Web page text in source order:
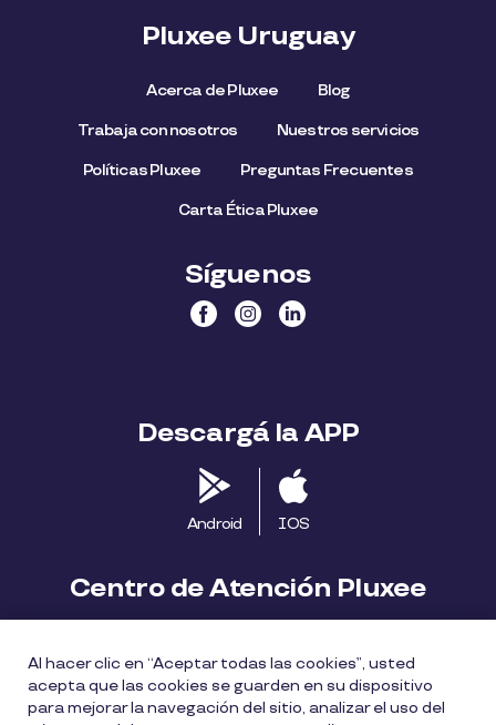
Pluxee Uruguay
Acerca de Pluxee Blog
Trabaja con nosotros Nuestros servicios
Políticas Pluxee Preguntas Frecuentes
Carta Ética Pluxee
Síguenos
Descargá la APP
Android IOS
Centro de Atención Pluxee
consumidores.uy@pluxeegroup.com
Al hacer clic en “Aceptar todas las cookies”, usted
acepta que las cookies se guarden en su dispositivo
para mejorar la navegación del sitio, analizar el uso del